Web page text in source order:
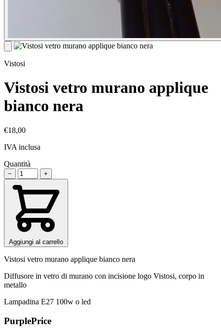
Vistosi
Vistosi vetro murano applique
bianco nera
€18,00
IVA inclusa
Quantità
− +
Aggiungi al carrello
Vistosi vetro murano applique bianco nera
Diffusore in vetro di murano con incisione logo Vistosi, corpo in
metallo
Lampadina E27 100w o led
PurplePrice